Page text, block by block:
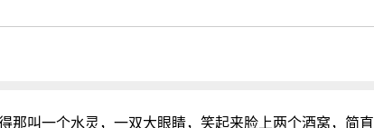
那叫一个水灵，一双大眼睛，笑起来脸上两个酒窝，简